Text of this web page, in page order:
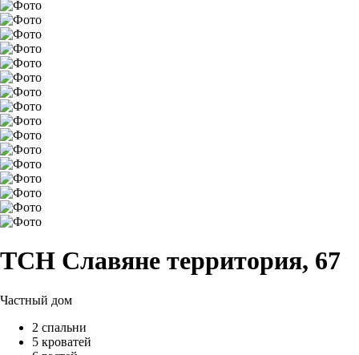
ТСН Славяне территория, 67
Частный дом
2 спальни
5 кроватей